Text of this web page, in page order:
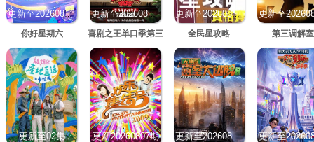
更新至20260807期
你好星期六
更新至20260807期
喜剧之王单口季第三
季
更新至20260806期
全民星攻略 第三调解室
更新至02集 更新20260807期 更新至20260805期